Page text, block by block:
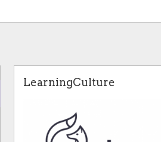
LearningCulture